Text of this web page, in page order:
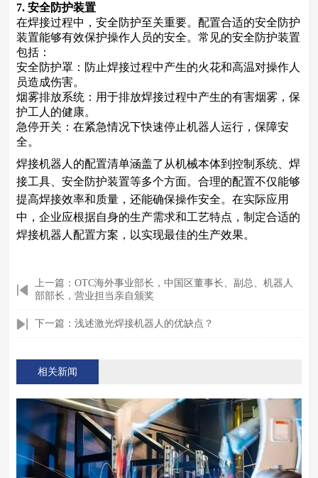
7. 安全防护装置
在焊接过程中，安全防护至关重要。配置合适的安全防护
装置能够有效保护操作人员的安全。常见的安全防护装置
包括：
安全防护罩：防止焊接过程中产生的火花和高温对操作人
员造成伤害。
烟雾排放系统：用于排放焊接过程中产生的有害烟雾，保
护工人的健康。
急停开关：在紧急情况下快速停止机器人运行，保障安
全。
焊接机器人的配置清单涵盖了从机械本体到控制系统、焊
接工具、安全防护装置等多个方面。合理的配置不仅能够
提高焊接效率和质量，还能确保操作安全。在实际应用
中，企业应根据自身的生产需求和工艺特点，制定合适的
焊接机器人配置方案，以实现最佳的生产效果。
上一篇：OTC海外事业部长，中国区董事长、副总、机器人
部部长，营业担当亲自颁奖
下一篇：浅述激光焊接机器人的优缺点？
相关新闻